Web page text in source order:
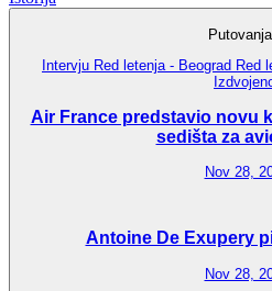
Putovanja
Intervju Red letenja - Beograd Red
Air France predstavio novu
sedišta za
Nov 28,
Antoine De Exupery
Nov 28,